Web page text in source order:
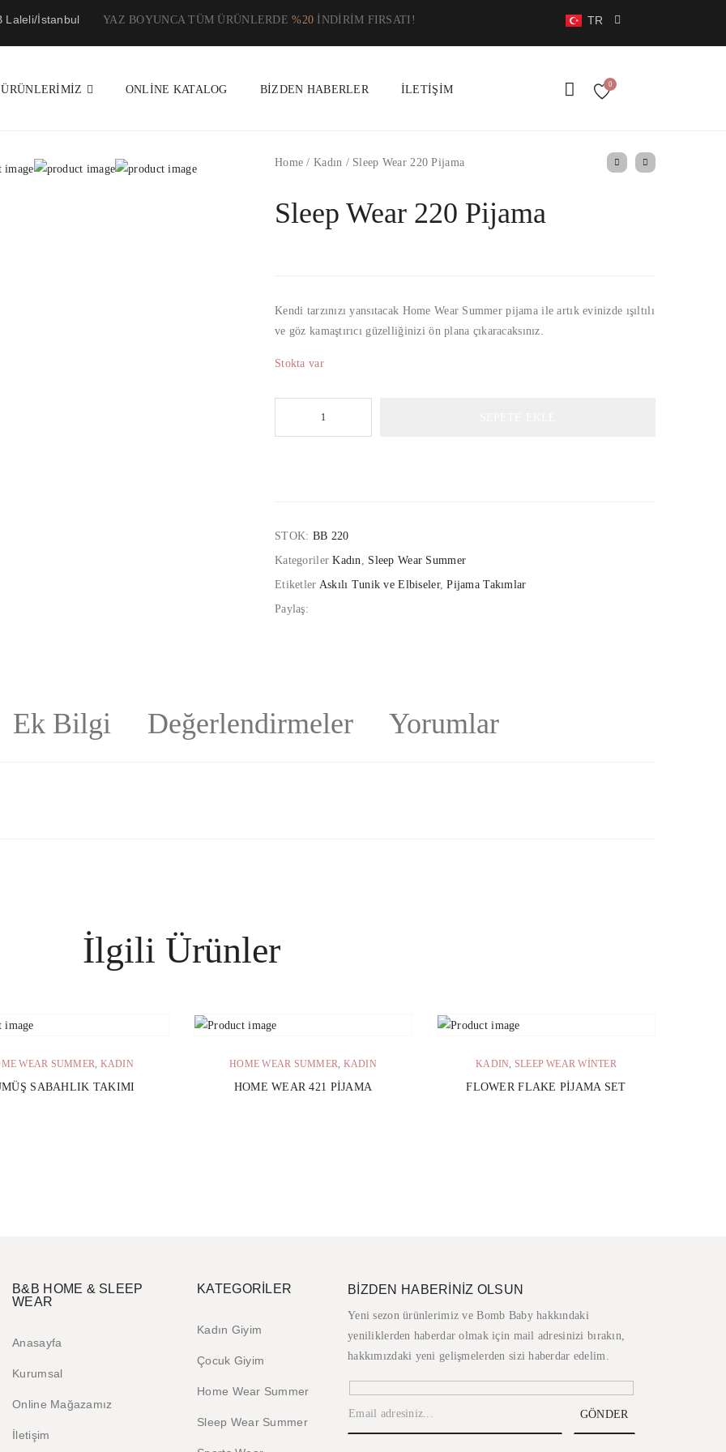
Laleli/İstanbul YAZ BOYUNCA TÜM ÜRÜNLERDE%20 İNDİRİM FIRSATI! TR
RU
ÜRÜNLERIMIZ ONLINE KATALOG BIZDEN HABERLER İLETIŞIM 0
Home / Kadın /Sleep Wear 220 Pijama
Sleep Wear 220 Pijama
Kendi tarzınızı yansıtacak Home Wear Summer pijama ile artık evinizde ışıltılı
ve göz kamaştırıcı güzelliğinizi ön plana çıkaracaksınız.
Stokta var
STOK: BB 220
KategorilerKadın, Sleep Wear Summer
Etiketler Askılı Tunik ve Elbiseler,Pijama Takımlar
Paylaş:
Ek Bilgi Değerlendirmeler Yorumlar
İlgili Ürünler
WEAR SUMMER, KADIN
SABAHLIK TAKIMI
HOME WEAR SUMMER, KADIN
HOME WEAR 421 PIJAMA
KADIN, SLEEP WEAR WINTER
FLOWER FLAKE PIJAMA SET
B&B HOME & SLEEP
WEAR
Anasayfa
Kurumsal
Online Mağazamız
İletişim
KATEGORİLER
Kadın Giyim
Çocuk Giyim
Home Wear Summer
Sleep Wear Summer
BİZDEN HABERİNİZ OLSUN
Yeni sezon ürünlerimiz ve Bomb Baby hakkındaki
yeniliklerden haberdar olmak için mail adresinizi bırakın,
hakkımızdaki yeni gelişmelerden sizi haberdar edelim.